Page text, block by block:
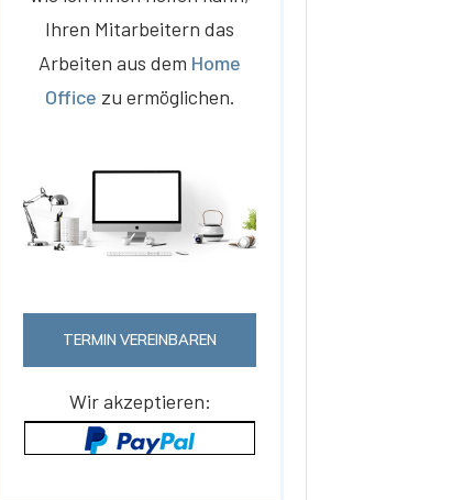
Ihren Mitarbeitern das
Arbeiten aus dem Home
Office zu ermöglichen.
TERMIN VEREINBAREN
Wir akzeptieren: